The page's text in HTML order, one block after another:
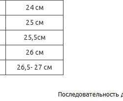
24 см
25 см
25,5см
26 см
26,5- 27 см